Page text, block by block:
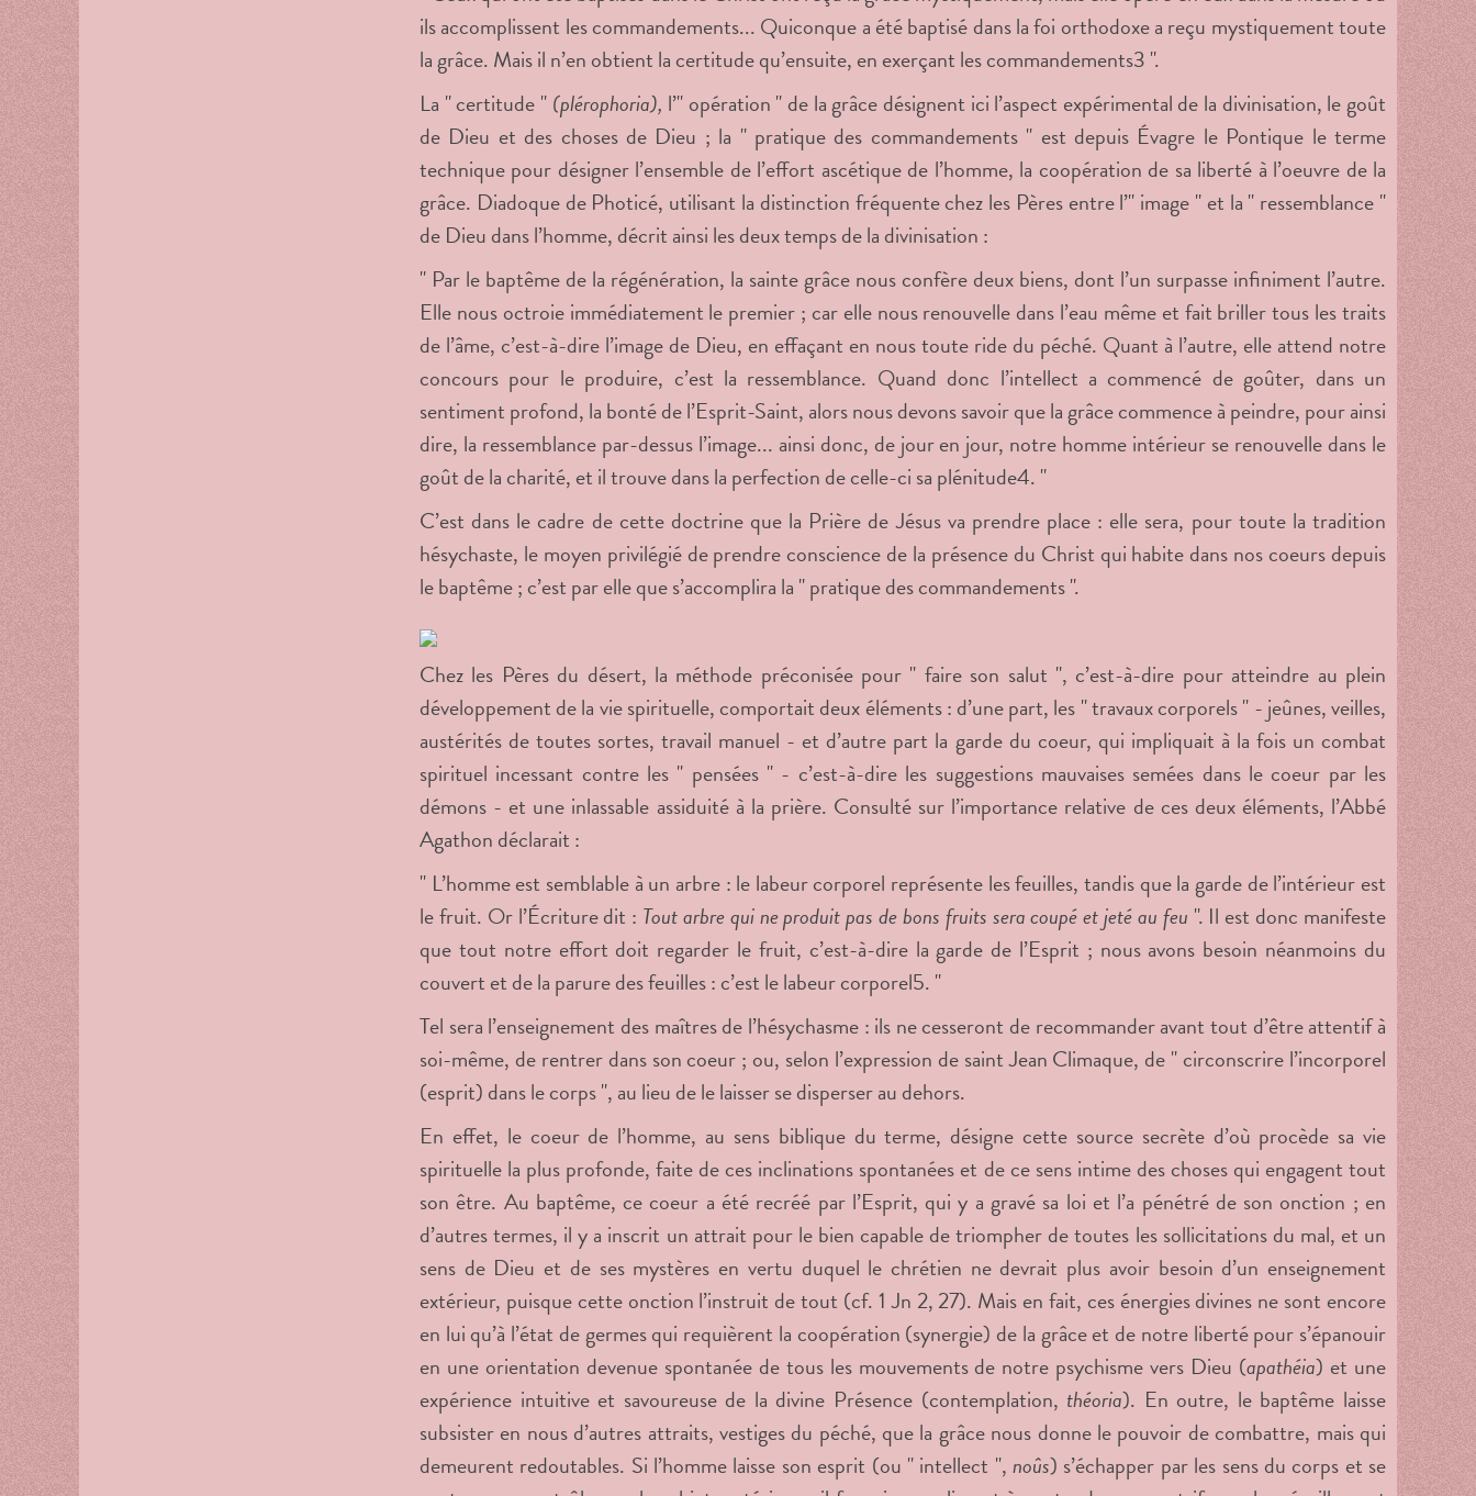
ils accomplissent les commandements... Quiconque a été baptisé dans la foi orthodoxe a reçu mystiquement toute
la grâce. Mais il n’en obtient la certitude qu’ensuite, en exerçant les commandements3 ".
La " certitude " (plérophoria), l’" opération " de la grâce désignent ici l’aspect expérimental de la divinisation, le goût
de Dieu et des choses de Dieu ; la " pratique des commandements " est depuis Évagre le Pontique le terme
technique pour désigner l’ensemble de l’effort ascétique de l’homme, la coopération de sa liberté à l’oeuvre de la
grâce. Diadoque de Photicé, utilisant la distinction fréquente chez les Pères entre l’" image " et la " ressemblance "
de Dieu dans l’homme, décrit ainsi les deux temps de la divinisation :
" Par le baptême de la régénération, la sainte grâce nous confère deux biens, dont l’un surpasse infiniment l’autre.
Elle nous octroie immédiatement le premier ; car elle nous renouvelle dans l’eau même et fait briller tous les traits
de l’âme, c’est-à-dire l’image de Dieu, en effaçant en nous toute ride du péché. Quant à l’autre, elle attend notre
concours pour le produire, c’est la ressemblance. Quand donc l’intellect a commencé de goûter, dans un
sentiment profond, la bonté de l’Esprit-Saint, alors nous devons savoir que la grâce commence à peindre, pour ainsi
dire, la ressemblance par-dessus l’image... ainsi donc, de jour en jour, notre homme intérieur se renouvelle dans le
goût de la charité, et il trouve dans la perfection de celle-ci sa plénitude4. "
C’est dans le cadre de cette doctrine que la Prière de Jésus va prendre place : elle sera, pour toute la tradition
hésychaste, le moyen privilégié de prendre conscience de la présence du Christ qui habite dans nos coeurs depuis
le baptême ; c’est par elle que s’accomplira la " pratique des commandements ".
Chez les Pères du désert, la méthode préconisée pour " faire son salut ", c’est-à-dire pour atteindre au plein
développement de la vie spirituelle, comportait deux éléments : d’une part, les " travaux corporels " - jeûnes, veilles,
austérités de toutes sortes, travail manuel - et d’autre part la garde du coeur, qui impliquait à la fois un combat
spirituel incessant contre les " pensées " - c’est-à-dire les suggestions mauvaises semées dans le coeur par les
démons - et une inlassable assiduité à la prière. Consulté sur l’importance relative de ces deux éléments, l’Abbé
Agathon déclarait :
" L’homme est semblable à un arbre : le labeur corporel représente les feuilles, tandis que la garde de l’intérieur est
le fruit. Or l’Écriture dit : Tout arbre qui ne produit pas de bons fruits sera coupé et jeté au feu ". Il est donc manifeste
que tout notre effort doit regarder le fruit, c’est-à-dire la garde de l’Esprit ; nous avons besoin néanmoins du
couvert et de la parure des feuilles : c’est le labeur corporel5. "
Tel sera l’enseignement des maîtres de l’hésychasme : ils ne cesseront de recommander avant tout d’être attentif à
soi-même, de rentrer dans son coeur ; ou, selon l’expression de saint Jean Climaque, de " circonscrire l’incorporel
(esprit) dans le corps ", au lieu de le laisser se disperser au dehors.
En effet, le coeur de l’homme, au sens biblique du terme, désigne cette source secrète d’où procède sa vie
spirituelle la plus profonde, faite de ces inclinations spontanées et de ce sens intime des choses qui engagent tout
son être. Au baptême, ce coeur a été recréé par l’Esprit, qui y a gravé sa loi et l’a pénétré de son onction ; en
d’autres termes, il y a inscrit un attrait pour le bien capable de triompher de toutes les sollicitations du mal, et un
sens de Dieu et de ses mystères en vertu duquel le chrétien ne devrait plus avoir besoin d’un enseignement
extérieur, puisque cette onction l’instruit de tout (cf. 1 Jn 2, 27). Mais en fait, ces énergies divines ne sont encore
en lui qu’à l’état de germes qui requièrent la coopération (synergie) de la grâce et de notre liberté pour s’épanouir
en une orientation devenue spontanée de tous les mouvements de notre psychisme vers Dieu (apathéia) et une
expérience intuitive et savoureuse de la divine Présence (contemplation, théoria). En outre, le baptême laisse
subsister en nous d’autres attraits, vestiges du péché, que la grâce nous donne le pouvoir de combattre, mais qui
demeurent redoutables. Si l’homme laisse son esprit (ou " intellect ",noûs) s’échapper par les sens du corps et se